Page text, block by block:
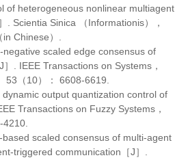
of heterogeneous nonlinear multiagent
. Scientia Sinica （Informationis）
，
Chinese）.
scaled edge consensus of
. IEEE Transactions on Systems，
53 （10）： 6608-6619.
output quantization control of
Transactions on Fuzzy Systems，
scaled consensus of multi-agent
triggered communication［J］.